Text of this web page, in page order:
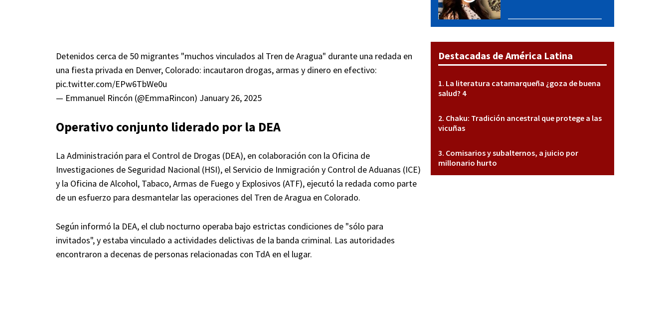
Detenidos cerca de 50 migrantes "muchos vinculados al Tren de Aragua" durante una redada en
una fiesta privada en Denver, Colorado: incautaron drogas, armas y dinero en efectivo:
pic.twitter.com/EPw6TbWe0u
— Emmanuel Rincón (@EmmaRincon) January 26, 2025
Operativo conjunto liderado por la DEA
La Administración para el Control de Drogas (DEA), en colaboración con la Oficina de
Investigaciones de Seguridad Nacional (HSI), el Servicio de Inmigración y Control de Aduanas (ICE)
y la Oficina de Alcohol, Tabaco, Armas de Fuego y Explosivos (ATF), ejecutó la redada como parte
de un esfuerzo para desmantelar las operaciones del Tren de Aragua en Colorado.
Según informó la DEA, el club nocturno operaba bajo estrictas condiciones de "sólo para
invitados", y estaba vinculado a actividades delictivas de la banda criminal. Las autoridades
encontraron a decenas de personas relacionadas con TdA en el lugar.
Destacadas de América Latina
La literatura catamarqueña ¿goza de buena
salud? 4
Chaku: Tradición ancestral que protege a las
vicuñas
Comisarios y subalternos, a juicio por
millonario hurto